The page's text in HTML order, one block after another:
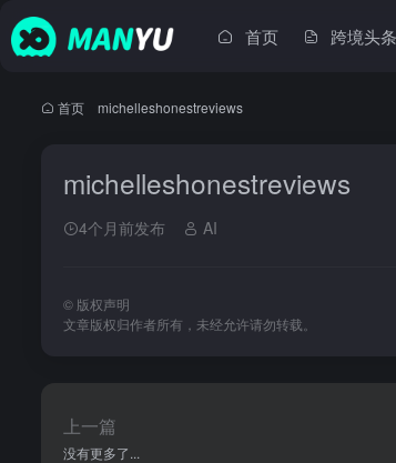
首页 跨境头条
首页 michelleshonestreviews
michelleshonestreviews
4个月前发布 AI
© 版权声明
文章版权归作者所有，未经允许请勿转载。
上一篇
没有更多了...